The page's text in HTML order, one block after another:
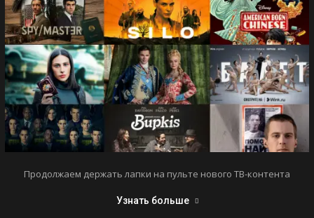
Продолжаем держать лапки на пульте нового ТВ-контента
Узнать больше